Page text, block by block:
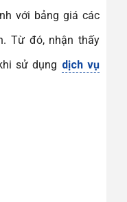
với bảng giá các
Từ đó, nhận thấy
sử dụng dịch vụ